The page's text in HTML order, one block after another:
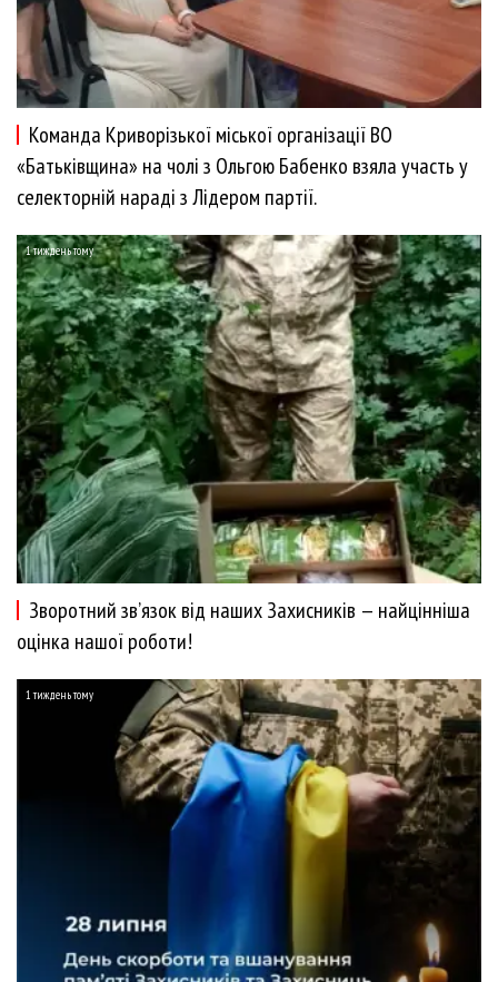
Команда Криворізької міської організації ВО
«Батьківщина» на чолі з Ольгою Бабенко взяла участь у
селекторній нараді з Лідером партії.
1 тиждень тому
Зворотний зв’язок від наших Захисників — найцінніша
оцінка нашої роботи!
1 тиждень тому